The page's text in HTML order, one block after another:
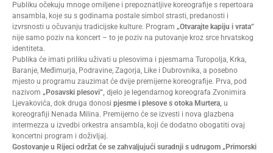
Publiku očekuju mnoge omiljene i prepoznatljive koreografije s repertoara
ansambla, koje su s godinama postale simbol strasti, predanosti i
izvrsnosti u očuvanju tradicijske kulture. Program „Otvarajte kapiju i vrata“
nije samo poziv na koncert – to je poziv na putovanje kroz srce hrvatskog
identiteta.
Publika će imati priliku uživati u plesovima i pjesmama Turopolja, Krka,
Baranje, Međimurja, Podravine, Zagorja, Like i Dubrovnika, a posebno
mjesto u programu zauzimat će dvije premijerne koreografije. Prva, pod
nazivom „Posavski plesovi“, djelo je legendarnog koreografa Zvonimira
Ljevakovića, dok druga donosi pjesme i plesove s otoka Murtera, u
koreografiji Nenada Milina. Premijerno će se izvesti i nova glazbena
intermezza u izvedbi orkestra ansambla, koji će dodatno obogatiti ovaj
koncertni program i doživljaj.
Gostovanje u Rijeci održat će se zahvaljujući suradnji s udrugom „Primorski